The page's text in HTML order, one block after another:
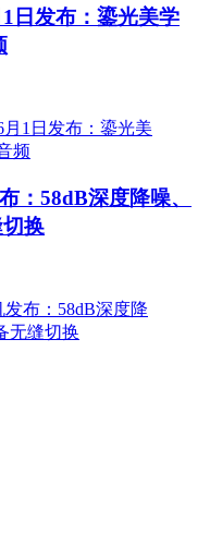
日发布：鎏光美学
：58dB深度降噪、
换